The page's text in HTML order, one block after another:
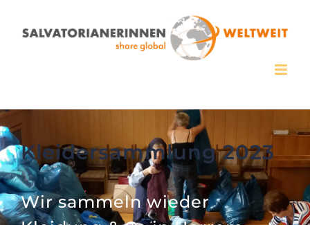
Inhalt
Kleidersammlung 2023
Wir sammeln wieder